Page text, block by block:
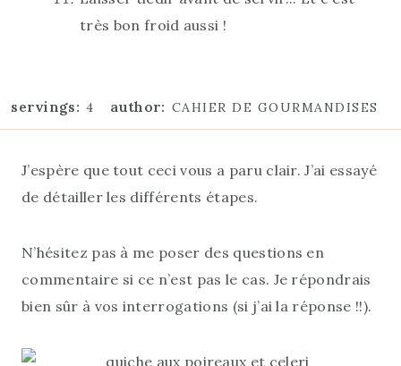
très bon froid aussi !
servings: 4 author: CAHIER DE GOURMANDISES
J’espère que tout ceci vous a paru clair. J’ai essayé
de détailler les différents étapes.
N’hésitez pas à me poser des questions en
commentaire si ce n’est pas le cas. Je répondrais
bien sûr à vos interrogations (si j’ai la réponse !!).